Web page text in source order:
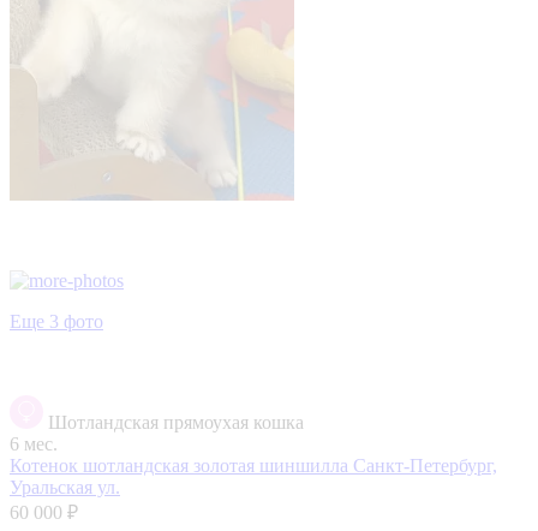
Еще 3 фото
Шотландская прямоухая кошка
6 мес.
Котенок шотландская золотая шиншилла Санкт-Петербург,
Уральская ул.
60 000 ₽